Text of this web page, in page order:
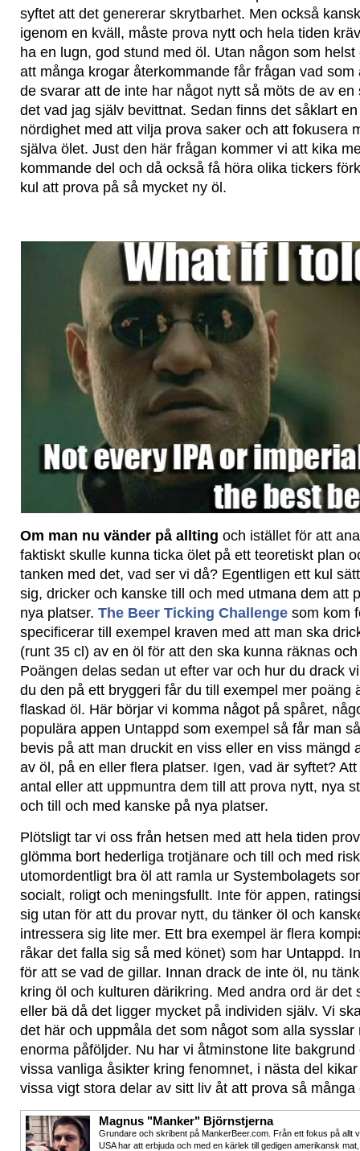
syftet att det genererar skrytbarhet. Men också
igenom en kväll, måste prova nytt och hela tiden
ha en lugn, god stund med öl. Utan någon som
att många krogar återkommande får frågan vad som
de svarar att de inte har något nytt så möts de av
det vad jag själv bevittnat. Sedan finns det såklart
nördighet med att vilja prova saker och att fokusera
själva ölet. Just den här frågan kommer vi att kika
kommande del och då också få höra olika tickers
kul att prova på så mycket ny öl.
Om man nu vänder på allting och istället för att
faktiskt skulle kunna ticka ölet på ett teoretiskt plan
tanken med det, vad ser vi då? Egentligen ett kul
sig, dricker och kanske till och med utmana dem att
nya platser. The Beer Ticking Challenge som kom
specificerar till exempel kraven med att man ska
(runt 35 cl) av en öl för att den ska kunna räknas
Poängen delas sedan ut efter var och hur du drack
du den på ett bryggeri får du till exempel mer poäng
flaskad öl. Här börjar vi komma något på spåret,
populära appen Untappd som exempel så får man
bevis på att man druckit en viss eller en viss mängd
av öl, på en eller flera platser. Igen, vad är syftet?
antal eller att uppmuntra dem till att prova nytt, nya
och till och med kanske på nya platser.
Plötsligt tar vi oss från hetsen med att hela tiden
glömma bort hederliga trotjänare och till och med
utomordentligt bra öl att ramla ur Systembolagets
socialt, roligt och meningsfullt. Inte för appen,
sig utan för att du provar nytt, du tänker öl och
intressera sig lite mer. Ett bra exempel är flera
råkar det falla sig så med könet) som har Untappd.
för att se vad de gillar. Innan drack de inte öl, nu
kring öl och kulturen därikring. Med andra ord är det
eller bä då det ligger mycket på individen själv. Vi
det här och uppmåla det som något som alla
enorma påföljder. Nu har vi åtminstone lite
vissa vanliga åsikter kring fenomnet, i nästa del
vissa vigt stora delar av sitt liv åt att prova så
Magnus "Manker" Björnstjerna
Grundare och skribent på MankerBeer.com. Från ett fokus på allt
USA har att erbjuda och med en kärlek till gedigen amerikansk mat,